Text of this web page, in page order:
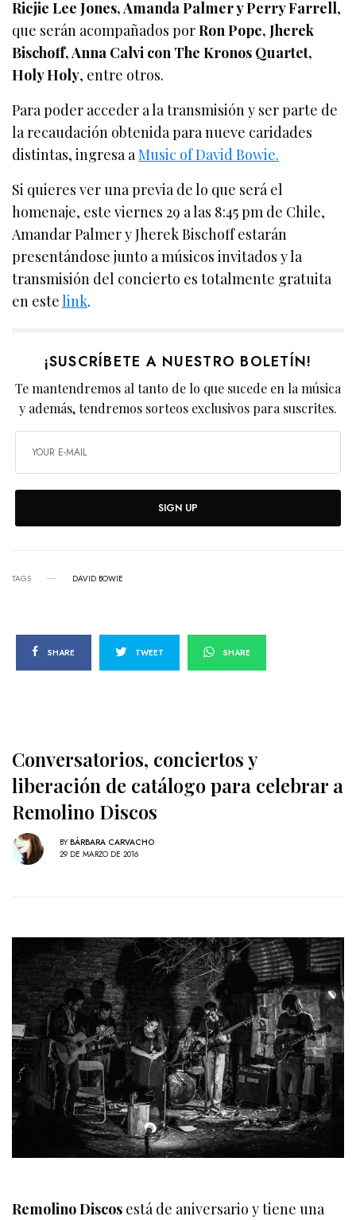
Ricjie Lee Jones, Amanda Palmer y Perry Farrell,
que serán acompañados porRon Pope, Jherek
Bischoff, Anna Calvi con The Kronos Quartet,
Holy Holy, entre otros.
Para poder acceder a la transmisión y ser parte de
la recaudación obtenida para nueve caridades
distintas, ingresa aMusic of David Bowie.
Si quieres ver una previa de lo que será el
homenaje, este viernes 29 a las 8:45 pm de Chile,
Amandar Palmer y Jherek Bischoff estarán
presentándose junto a músicos invitados y la
transmisión del concierto es totalmente gratuita
en estelink.
¡SUSCRÍBETE A NUESTRO BOLETÍN!
Te mantendremos al tanto de lo que sucede en la música
y además, tendremos sorteos exclusivos para suscrites.
SIGN UP
TAGS DAVID BOWIE
SHARE TWEET SHARE
Conversatorios, conciertos y
liberación de catálogo para celebrar a
Remolino Discos
BY BÁRBARA CARVACHO
29 DE MARZO DE 2016
Remolino Discos está de aniversario y tiene una